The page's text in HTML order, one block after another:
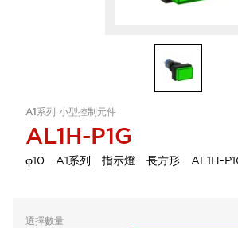
A1系列 小型控制元件
AL1H-P1G
φ10 A1系列 指示燈 長方形 AL1H-
選擇數量